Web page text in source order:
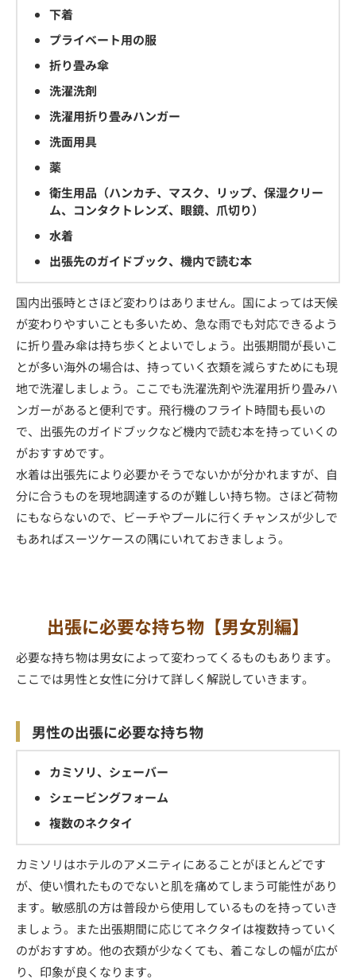
下着
プライベート用の服
折り畳み傘
洗濯洗剤
洗濯用折り畳みハンガー
洗面用具
薬
衛生用品（ハンカチ、マスク、リップ、保湿クリー
ム、コンタクトレンズ、眼鏡、爪切り）
水着
出張先のガイドブック、機内で読む本
国内出張時とさほど変わりはありません。国によっては天候
が変わりやすいことも多いため、急な雨でも対応できるよう
に折り畳み傘は持ち歩くとよいでしょう。出張期間が長いこ
とが多い海外の場合は、持っていく衣類を減らすためにも現
地で洗濯しましょう。ここでも洗濯洗剤や洗濯用折り畳みハ
ンガーがあると便利です。飛行機のフライト時間も長いの
で、出張先のガイドブックなど機内で読む本を持っていくの
がおすすめです。
水着は出張先により必要かそうでないかが分かれますが、自
分に合うものを現地調達するのが難しい持ち物。さほど荷物
にもならないので、ビーチやプールに行くチャンスが少しで
もあればスーツケースの隅にいれておきましょう。
出張に必要な持ち物【男女別編】
必要な持ち物は男女によって変わってくるものもあります。
ここでは男性と女性に分けて詳しく解説していきます。
男性の出張に必要な持ち物
カミソリ、シェーバー
シェービングフォーム
複数のネクタイ
カミソリはホテルのアメニティにあることがほとんどです
が、使い慣れたものでないと肌を痛めてしまう可能性があり
ます。敏感肌の方は普段から使用しているものを持っていき
ましょう。また出張期間に応じてネクタイは複数持っていく
のがおすすめ。他の衣類が少なくても、着こなしの幅が広が
り、印象が良くなります。